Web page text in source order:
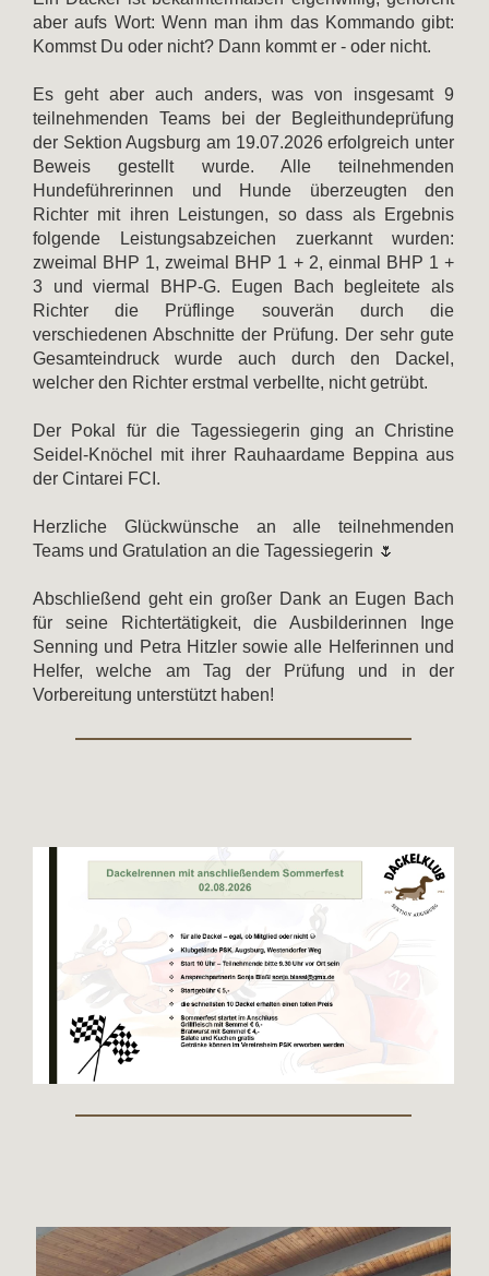
aber aufs Wort: Wenn man ihm das Kommando gibt:
Kommst Du oder nicht? Dann kommt er - oder nicht.
Es geht aber auch anders, was von insgesamt 9
teilnehmenden Teams bei der Begleithundeprüfung
der Sektion Augsburg am 19.07.2026 erfolgreich unter
Beweis gestellt wurde. Alle teilnehmenden
Hundeführerinnen und Hunde überzeugten den
Richter mit ihren Leistungen, so dass als Ergebnis
folgende Leistungsabzeichen zuerkannt wurden:
zweimal BHP 1, zweimal BHP 1 + 2, einmal BHP 1 +
3 und viermal BHP-G. Eugen Bach begleitete als
Richter die Prüflinge souverän durch die
verschiedenen Abschnitte der Prüfung. Der sehr gute
Gesamteindruck wurde auch durch den Dackel,
welcher den Richter erstmal verbellte, nicht getrübt.
Der Pokal für die Tagessiegerin ging an Christine
Seidel-Knöchel mit ihrer Rauhaardame Beppina aus
der Cintarei FCI.
Herzliche Glückwünsche an alle teilnehmenden
Teams und Gratulation an die Tagessiegerin 🌷
Abschließend geht ein großer Dank an Eugen Bach
für seine Richtertätigkeit, die Ausbilderinnen Inge
Senning und Petra Hitzler sowie alle Helferinnen und
Helfer, welche am Tag der Prüfung und in der
Vorbereitung unterstützt haben!